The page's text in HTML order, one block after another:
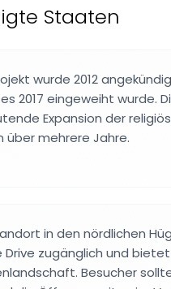
Staaten
wurde 2012
2017 eingeweiht wurde.
Expansion der
über mehrere Jahre.
in den nördlichen
Drive zugänglich und
Besucher